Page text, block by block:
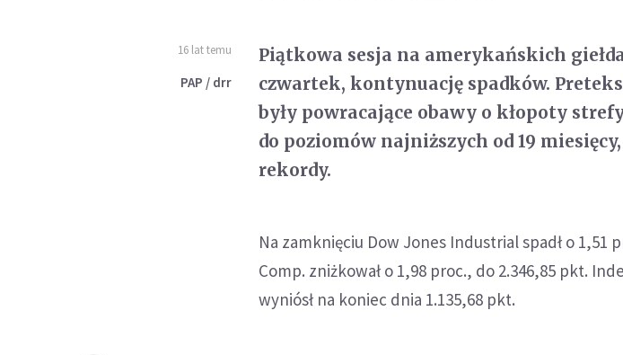
16 lat temu
PAP / drr
Piątkowa sesja na amerykańskich
czwartek, kontynuację spadków.
były powracające obawy o kłopoty
do poziomów najniższych od 19
rekordy.
Na zamknięciu Dow Jones Industrial spadł o 1,51
Comp. zniżkował o 1,98 proc., do 2.346,85 pkt.
wyniósł na koniec dnia 1.135,68 pkt.